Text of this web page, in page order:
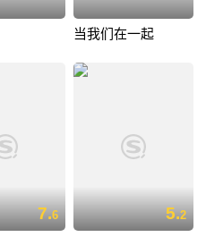
当我们在一起
7.6 5.2